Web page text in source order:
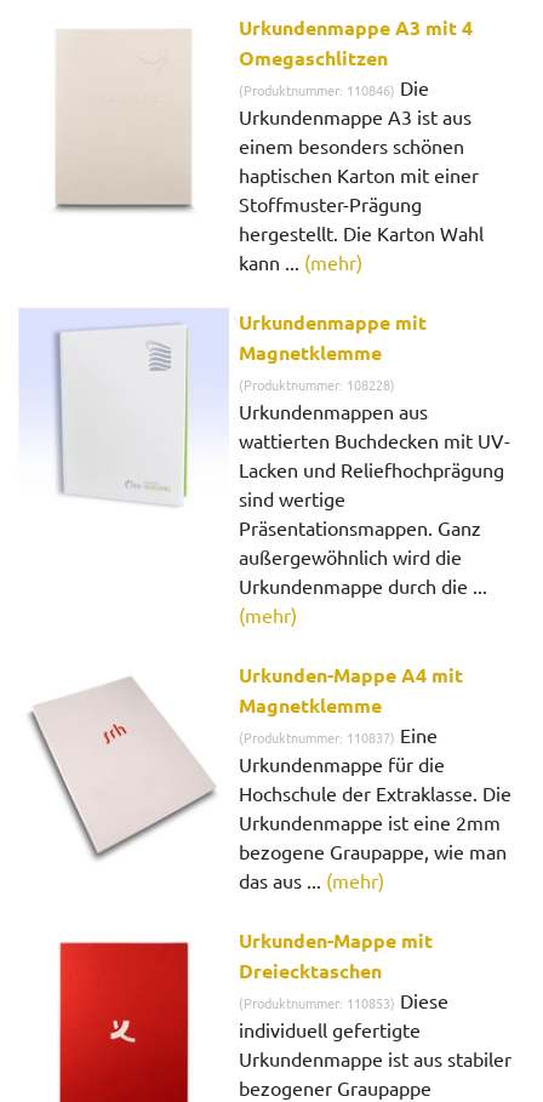
Urkundenmappe A3 mit 4
Omegaschlitzen
(Produktnummer: 110846) Die
Urkundenmappe A3 ist aus
einem besonders schönen
haptischen Karton mit einer
Stoffmuster-Prägung
hergestellt. Die Karton Wahl
kann ... (mehr)
Urkundenmappe mit
Magnetklemme
(Produktnummer: 108228)
Urkundenmappen aus
wattierten Buchdecken mit UV-
Lacken und Reliefhochprägung
sind wertige
Präsentationsmappen. Ganz
außergewöhnlich wird die
Urkundenmappe durch die ...
(mehr)
Urkunden-Mappe A4 mit
Magnetklemme
(Produktnummer: 110837) Eine
Urkundenmappe für die
Hochschule der Extraklasse. Die
Urkundenmappe ist eine 2mm
bezogene Graupappe, wie man
das aus ... (mehr)
Urkunden-Mappe mit
Dreiecktaschen
(Produktnummer: 110853) Diese
individuell gefertigte
Urkundenmappe ist aus stabiler
bezogener Graupappe